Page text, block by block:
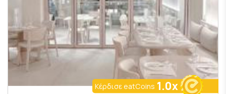
Κέρδισε eatCoins 1.0x